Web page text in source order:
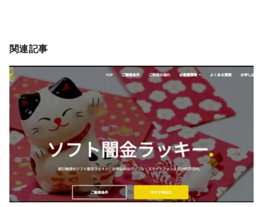
関連記事